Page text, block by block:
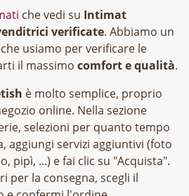
che vedi su Intimat
verificate. Abbiamo un
usiamo per verificare le
il massimo comfort e qualità.
è molto semplice, proprio
online. Nella sezione
selezioni per quanto tempo
aggiungi servizi aggiuntivi (foto
pipì, ...) e fai clic su "Acquista".
per la consegna, scegli il